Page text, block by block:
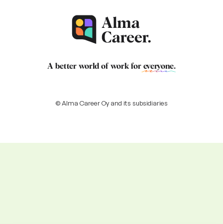
A better world of work for everyone.
© Alma Career Oy and its subsidiaries